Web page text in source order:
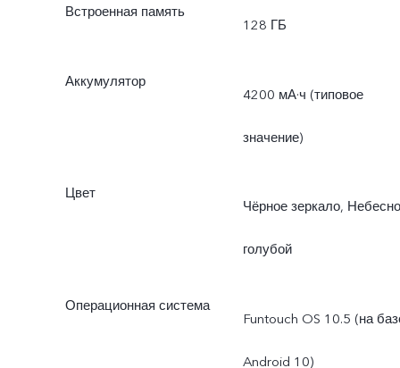
Встроенная память
128 ГБ
Аккумулятор
4200 мА·ч (типовое
значение)
Цвет
Чёрное зеркало,
голубой
Операционная система
Funtouch OS 10.5 (на
Android 10)